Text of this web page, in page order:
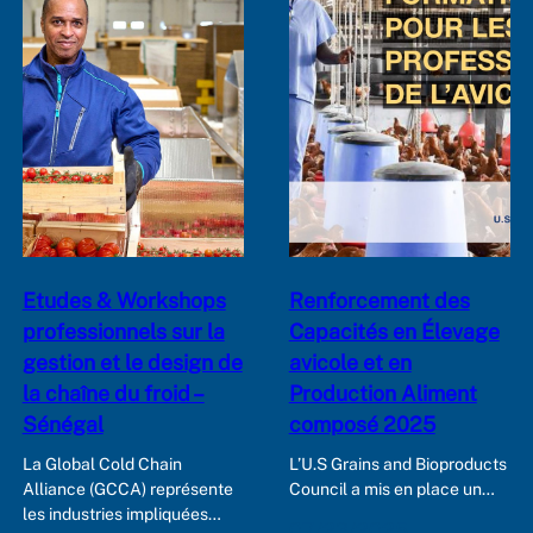
Etudes & Workshops
professionnels sur la
gestion et le design de
la chaîne du froid –
Sénégal
La Global Cold Chain
Alliance (GCCA) représente
les industries impliquées…
Renforcement des
Capacités en Élevage
avicole et en
Production Aliment
composé 2025
L’U.S Grains and Bioproducts
Council a mis en place un…